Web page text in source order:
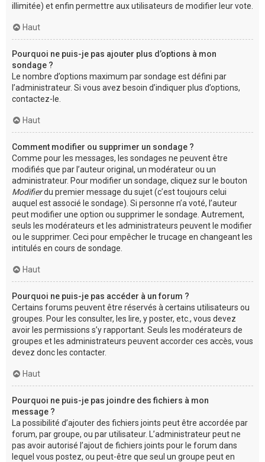
illimitée) et enfin permettre aux utilisateurs de modifier leur vote.
Haut
Pourquoi ne puis-je pas ajouter plus d’options à mon
sondage ?
Le nombre d’options maximum par sondage est défini par
l’administrateur. Si vous avez besoin d’indiquer plus d’options,
contactez-le.
Haut
Comment modifier ou supprimer un sondage ?
Comme pour les messages, les sondages ne peuvent être
modifiés que par l’auteur original, un modérateur ou un
administrateur. Pour modifier un sondage, cliquez sur le bouton
Modifierdu premier message du sujet (c’est toujours celui
auquel est associé le sondage). Si personne n’a voté, l’auteur
peut modifier une option ou supprimer le sondage. Autrement,
seuls les modérateurs et les administrateurs peuvent le modifier
ou le supprimer. Ceci pour empêcher le trucage en changeant les
intitulés en cours de sondage.
Haut
Pourquoi ne puis-je pas accéder à un forum ?
Certains forums peuvent être réservés à certains utilisateurs ou
groupes. Pour les consulter, les lire, y poster, etc., vous devez
avoir les permissions s’y rapportant. Seuls les modérateurs de
groupes et les administrateurs peuvent accorder ces accès, vous
devez donc les contacter.
Haut
Pourquoi ne puis-je pas joindre des fichiers à mon
message ?
La possibilité d’ajouter des fichiers joints peut être accordée par
forum, par groupe, ou par utilisateur. L’administrateur peut ne
pas avoir autorisé l’ajout de fichiers joints pour le forum dans
lequel vous postez, ou peut-être que seul un groupe peut en